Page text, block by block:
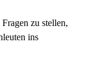
zu stellen,
ins